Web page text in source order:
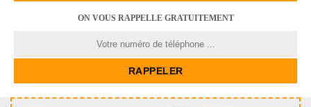
ON VOUS RAPPELLE GRATUITEMENT